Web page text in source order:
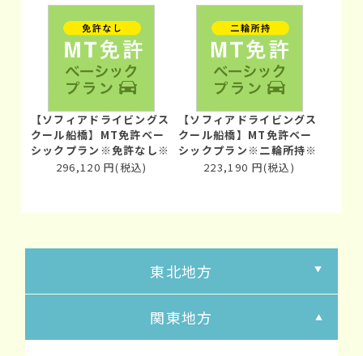
【ソフィアドライビングス
クール船橋】MT免許ベー
シックプラン※免許なし※
296,120 円(税込)
【ソフィアドライビングス
クール船橋】MT免許ベー
シックプラン※二輪所持※
223,190 円(税込)
東北地方
関東地方